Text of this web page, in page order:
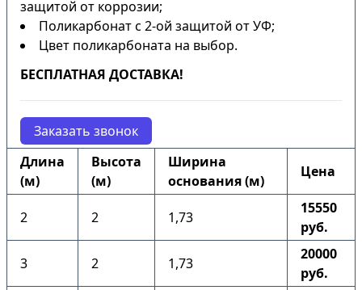
защитой от коррозии;
Поликарбонат с 2-ой защитой от УФ;
Цвет поликарбоната на выбор.
БЕСПЛАТНАЯ ДОСТАВКА!
Заказать звонок
Длина
(м)
Высота
(м)
Ширина
основания (м)
Цена
2 2 1,73
15550
руб.
3 2 1,73
20000
руб.